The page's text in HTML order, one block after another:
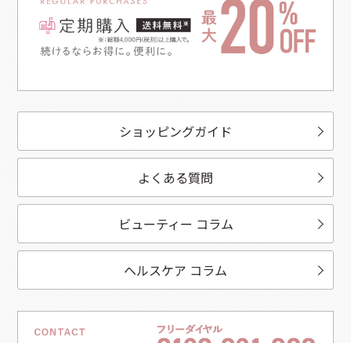
ショッピングガイド
よくある質問
ビューティー コラム
ヘルスケア コラム